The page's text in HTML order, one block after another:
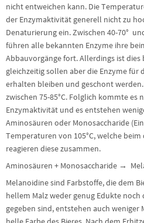
nicht entweichen kann. Die
der Enzymaktivität generell nicht zu
Denaturierung ein. Zwischen 40-70°
führen alle bekannten Enzyme ihre
Abbauvorgänge fort. Allerdings ist dies
gleichzeitig sollen aber die Enzyme für
erhalten bleiben und geschont
zwischen 75-85°C. Folglich kommte es
Enzymaktivität und es entstehen
Aminosäuren oder Monosaccharide
Temperaturen von 105°C, welche
reagieren diese zusammen.
Aminosäuren + Monosaccharide →
Melanoidine sind Farbstoffe, die dem
hellem Malz weder genug Edukte
gegeben sind, entstehen auch weniger